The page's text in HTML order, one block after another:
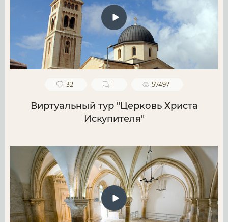
32 1 57497
Виртуальный тур "Церковь Христа
Искупителя"